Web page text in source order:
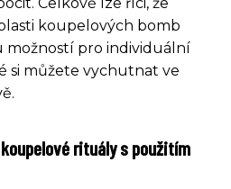
koupelových bomb
možností pro individuální
si můžete vychutnat ve
rituály s použitím